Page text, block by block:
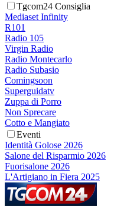
Tgcom24 Consiglia
Mediaset Infinity
R101
Radio 105
Virgin Radio
Radio Montecarlo
Radio Subasio
Comingsoon
Superguidatv
Zuppa di Porro
Non Sprecare
Cotto e Mangiato
Eventi
Identità Golose 2026
Salone del Risparmio 2026
Fuorisalone 2026
L'Artigiano in Fiera 2025